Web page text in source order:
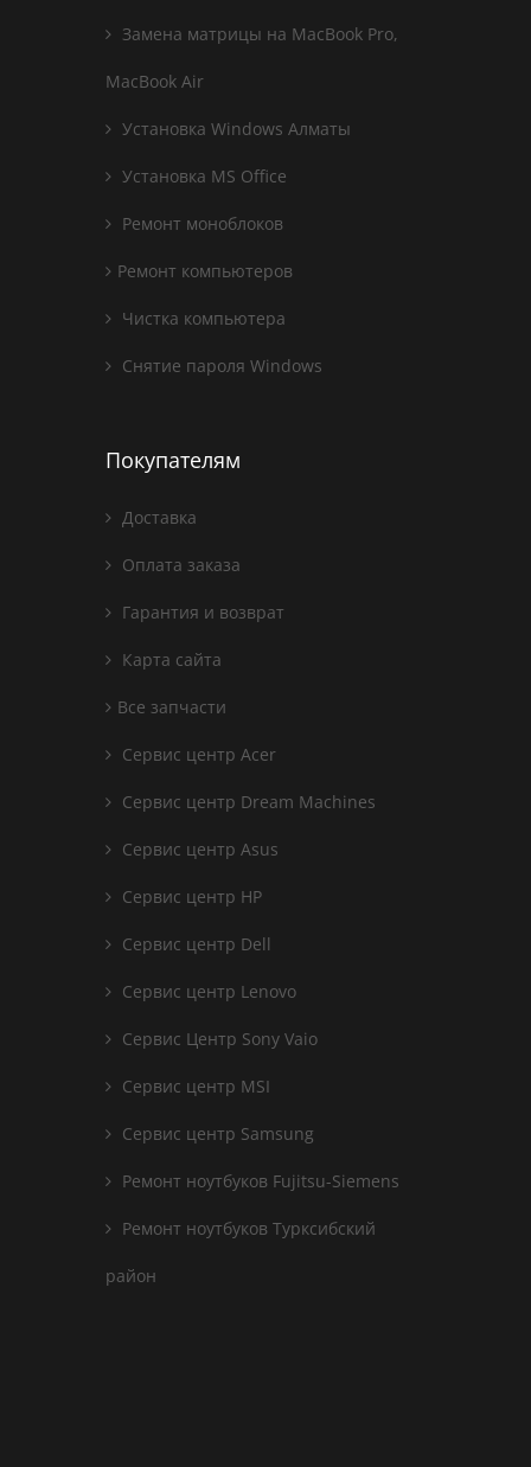
Замена матрицы на MacBook Pro,
MacBook Air
Установка Windows Алматы
Установка MS Office
Ремонт моноблоков
Ремонт компьютеров
Чистка компьютера
Снятие пароля Windows
Покупателям
Доставка
Оплата заказа
Гарантия и возврат
Карта сайта
Все запчасти
Сервис центр Acer
Сервис центр Dream Machines
Сервис центр Asus
Сервис центр HP
Сервис центр Dell
Сервис центр Lenovo
Сервис Центр Sony Vaio
Сервис центр MSI
Сервис центр Samsung
Ремонт ноутбуков Fujitsu-Siemens
Ремонт ноутбуков Турксибский
район